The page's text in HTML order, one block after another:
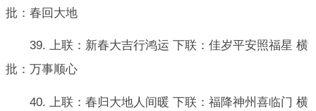
批：春回大地
39. 上联：新春大吉行鸿运 下联：佳岁平安照福星 横
批：万事顺心
40. 上联：春归大地人间暖 下联：福降神州喜临门 横